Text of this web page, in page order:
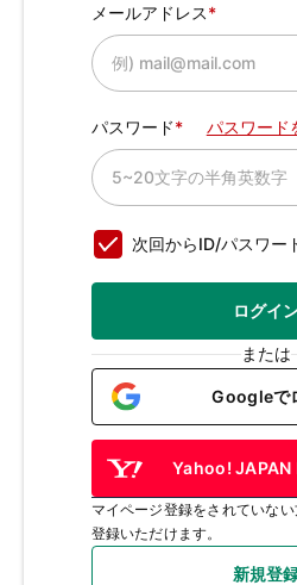
メールアドレス
パスワード パスワード
次回からID/パスワー
ログイ
または
Googleで
Yahoo! JAPAN
マイページ登録をされていな
登録いただけます。
新規登